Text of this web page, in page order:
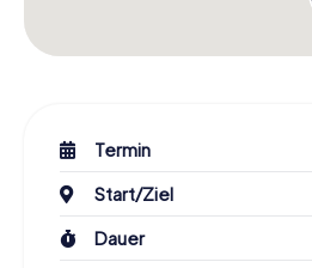
Termin
Start/Ziel
Dauer